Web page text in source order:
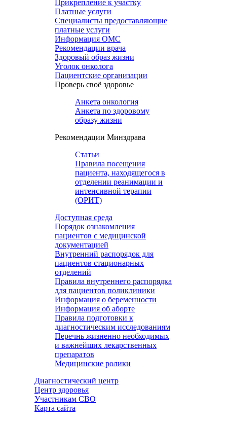
Прикрепление к участку
Платные услуги
Специалисты предоставляющие
платные услуги
Информация ОМС
Рекомендации врача
Здоровый образ жизни
Уголок онколога
Пациентские организации
Проверь своё здоровье
Анкета онкология
Анкета по здоровому
образу жизни
Рекомендации Минздрава
Статьи
Правила посещения
пациента, находящегося в
отделении реанимации и
интенсивной терапии
(ОРИТ)
Доступная среда
Порядок ознакомления
пациентов с медицинской
документацией
Внутренний распорядок для
пациентов стационарных
отделений
Правила внутреннего распорядка
для пациентов поликлиники
Информация о беременности
Информация об аборте
Правила подготовки к
диагностическим исследованиям
Перечнь жизненно необходимых
и важнейших лекарственных
препаратов
Медицинские ролики
Диагностический центр
Центр здоровья
Участникам СВО
Карта сайта